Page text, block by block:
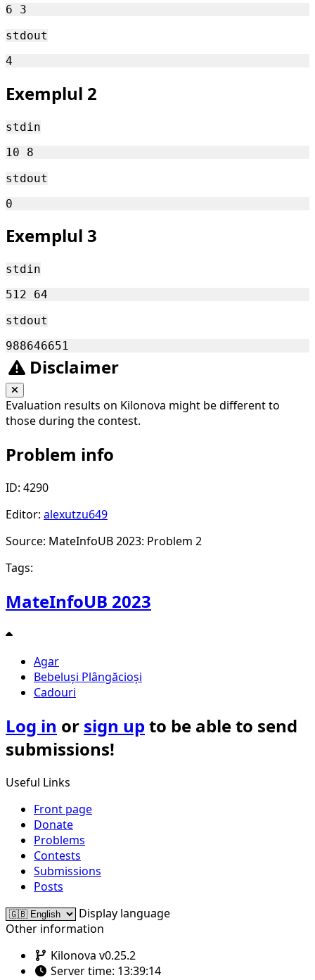
stdout
Exemplul 2
stdin
stdout
Exemplul 3
stdin
stdout
Disclaimer
Evaluation results on Kilonova might be different to
those during the contest.
Problem info
ID: 4290
Editor: alexutzu649
Source: MateInfoUB 2023: Problem 2
Tags:
MateInfoUB 2023
Agar
Bebeluși Plângăcioși
Cadouri
Log in or sign upto be able to send
submissions!
Useful Links
Front page
Donate
Problems
Contests
Submissions
Posts
Display language
Other information
Kilonova v0.25.2
Server time: 13:39:14